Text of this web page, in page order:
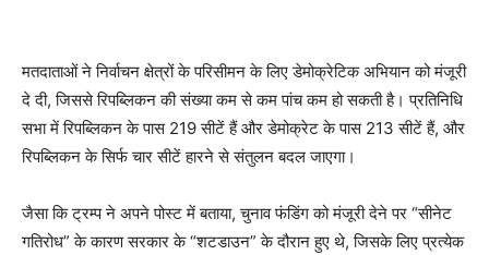
मतदाताओं ने निर्वाचन क्षेत्रों के परिसीमन के लिए डेमोक्रेटिक अभियान को मंजूरी
दे दी, जिससे रिपब्लिकन की संख्या कम से कम पांच कम हो सकती है। प्रतिनिधि
सभा में रिपब्लिकन के पास 219 सीटें हैं और डेमोक्रेट के पास 213 सीटें हैं, और
रिपब्लिकन के सिर्फ चार सीटें हारने से संतुलन बदल जाएगा।
जैसा कि ट्रम्प ने अपने पोस्ट में बताया, चुनाव फंडिंग को मंजूरी देने पर “सीनेट
गतिरोध” के कारण सरकार के “शटडाउन” के दौरान हुए थे, जिसके लिए प्रत्येक